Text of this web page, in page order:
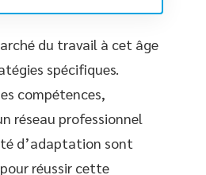
du travail à cet âge
spécifiques.
compétences,
réseau professionnel
d’adaptation sont
réussir cette